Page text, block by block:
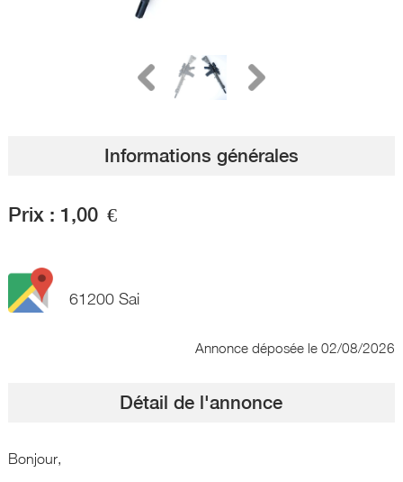
Informations générales
Prix : 1,00 €
61200 Sai
Annonce déposée le 02/08/2026
Détail de l'annonce
Bonjour,